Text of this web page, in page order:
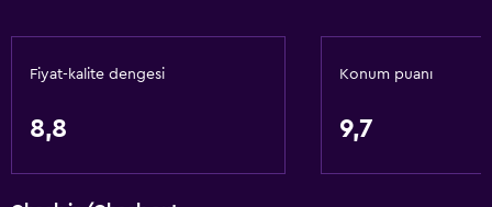
Fiyat-kalite dengesi
8,8
Konum puanı
9,7